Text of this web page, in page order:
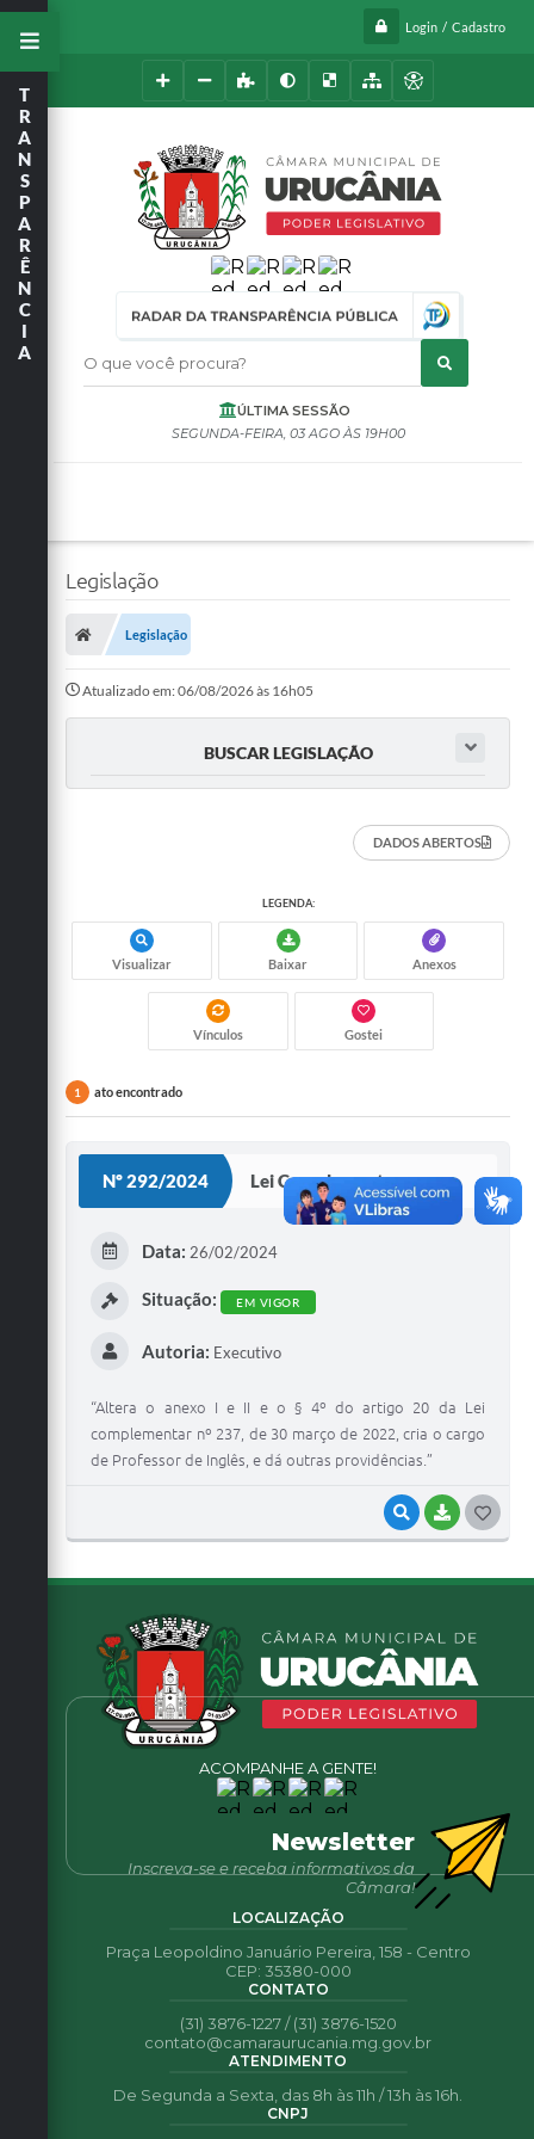
Login / Cadastro
O que você procura?
ÚLTIMA SESSÃO
SEGUNDA-FEIRA 03 AGO 19H00
T
R
A
N
S
P
A
R
Ê
N
C
I
A
Legislação
Legislação
Atualizado em: 06/08/2026 às 16h05
BUSCAR LEGISLAÇÃO
DADOS ABERTOS
LEGENDA:
Visualizar Baixar Anexos
Vínculos Gostei
1 ato encontrado
Nº 292/2024 Lei Complementar
VISUALIZAR
BAIXAR
S
I
Data: 26/02/2024
Situação: EM VIGOR
Autoria: Executivo
“Altera o anexo I e II e o § 4º do artigo 20 da Lei
complementar nº 237, de 30 março de 2022, cria o cargo
de Professor de Inglês, e dá outras providências.”
ACOMPANHE A GENTE!
Newsletter
Inscreva-se e receba informativos da
Câmara!
LOCALIZAÇÃO
Praça Leopoldino Januário Pereira, 158 - Centro
CEP: 35380-000
CONTATO
(31) 3876-1227 / (31) 3876-1520
contato@camaraurucania.mg.gov.br
ATENDIMENTO
De Segunda a Sexta, das 8h às 11h / 13h às 16h.
CNPJ